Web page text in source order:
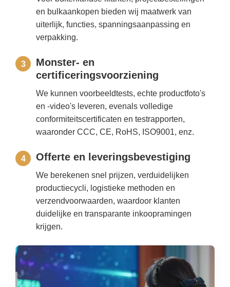
en bulkaankopen bieden wij maatwerk van
uiterlijk, functies, spanningsaanpassing en
verpakking.
3
Monster- en
certificeringsvoorziening
We kunnen voorbeeldtests, echte productfoto's
en -video's leveren, evenals volledige
conformiteitscertificaten en testrapporten,
waaronder CCC, CE, RoHS, ISO9001, enz.
4 Offerte en leveringsbevestiging
We berekenen snel prijzen, verduidelijken
productiecycli, logistieke methoden en
verzendvoorwaarden, waardoor klanten
duidelijke en transparante inkoopramingen
krijgen.